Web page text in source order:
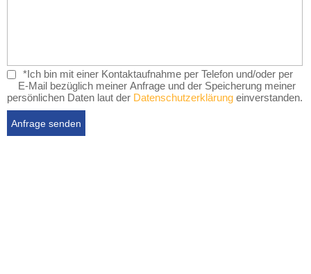
*Ich bin mit einer Kontaktaufnahme per Telefon und/oder per
E-Mail bezüglich meiner Anfrage und der Speicherung meiner
persönlichen Daten laut der Datenschutzerklärung einverstanden.